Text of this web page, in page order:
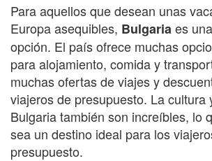
Para aquellos que desean unas
Europa asequibles, Bulgariaes
opción. El país ofrece muchas
para alojamiento, comida y
muchas ofertas de viajes y
viajeros de presupuesto. La cultura
Bulgaria también son increíbles, lo
sea un destino ideal para los
presupuesto.